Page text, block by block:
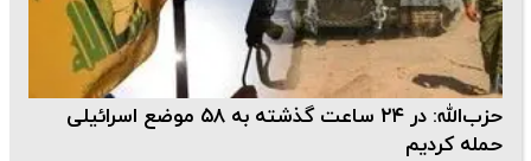
حزب‌الله: در ۲۴ ساعت گذشته به ۵۸ موضع اسرائیلی
حمله کردیم